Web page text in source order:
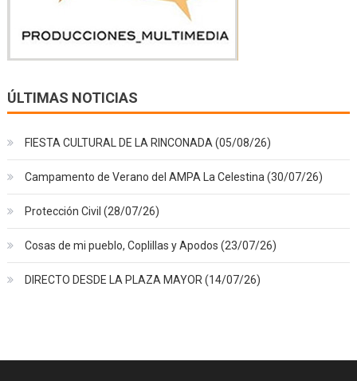
ÚLTIMAS NOTICIAS
FIESTA CULTURAL DE LA RINCONADA (05/08/26)
Campamento de Verano del AMPA La Celestina (30/07/26)
Protección Civil (28/07/26)
Cosas de mi pueblo, Coplillas y Apodos (23/07/26)
DIRECTO DESDE LA PLAZA MAYOR (14/07/26)